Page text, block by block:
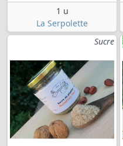
1 u
La Serpolette
Sucre